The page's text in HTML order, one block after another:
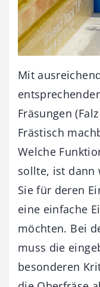
Mit
Fräsungen
Frästisch
Welche
sollte, ist dann
Sie für deren
eine einfache
möchten. Bei
muss die
besonderen